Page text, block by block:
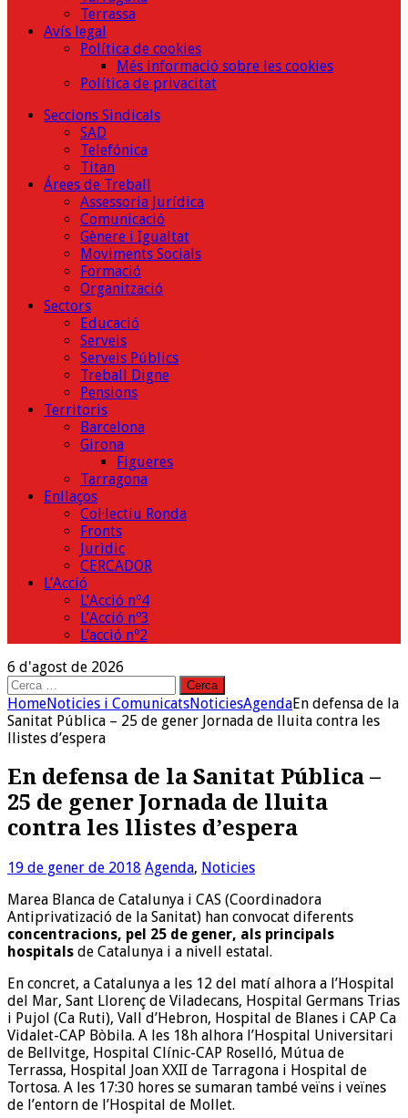
Terrassa
Avís legal
Política de cookies
Més informació sobre les cookies
Política de privacitat
Seccions Sindicals
SAD
Telefónica
Titan
Árees de Treball
Assessoria Jurídica
Comunicació
Gènere i Igualtat
Moviments Socials
Formació
Organització
Sectors
Educació
Serveis
Serveis Públics
Treball Digne
Pensions
Territoris
Barcelona
Girona
Figueres
Tarragona
Enllaços
Col·lectiu Ronda
Fronts
Jurìdic
CERCADOR
L’Acció
L’Acció nº4
L’Acció nº3
L’acció nº2
6 d'agost de 2026
Cerca:
HomeNoticies i ComunicatsNoticiesAgendaEn defensa de la
Sanitat Pública – 25 de gener Jornada de lluita contra les
llistes d’espera
En defensa de la Sanitat Pública –
25 de gener Jornada de lluita
contra les llistes d’espera
19 de gener de 2018 Agenda, Noticies
Marea Blanca de Catalunya i CAS (Coordinadora
Antiprivatizació de la Sanitat) han convocat diferents
concentracions, pel 25 de gener, als principals
hospitals de Catalunya i a nivell estatal.
En concret, a Catalunya a les 12 del matí alhora a l’Hospital
del Mar, Sant Llorenç de Viladecans, Hospital Germans Trias
i Pujol (Ca Ruti), Vall d’Hebron, Hospital de Blanes i CAP Ca
Vidalet-CAP Bòbila. A les 18h alhora l’Hospital Universitari
de Bellvitge, Hospital Clínic-CAP Roselló, Mútua de
Terrassa, Hospital Joan XXII de Tarragona i Hospital de
Tortosa. A les 17:30 hores se sumaran també veïns i veïnes
de l’entorn de l’Hospital de Mollet.